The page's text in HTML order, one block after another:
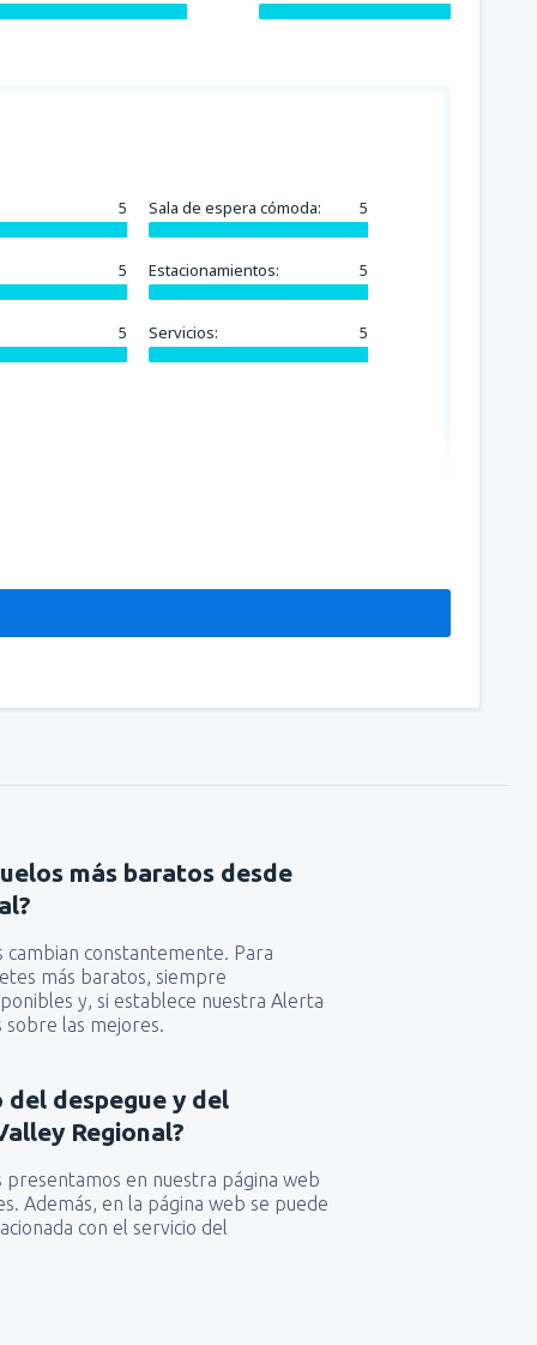
5 Sala de espera cómoda: 5
5 Estacionamientos: 5
5 Servicios: 5
más baratos desde
cambian constantemente. Para
más baratos, siempre
y, si establece nuestra Alerta
las mejores.
despegue y del
Regional?
presentamos en nuestra página web
Además, en la página web se puede
con el servicio del